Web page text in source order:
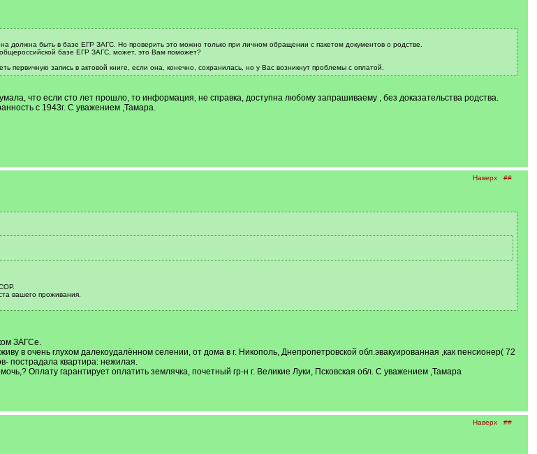
должна быть в базе ЕГР ЗАГС. Но проверить это можно только при личном обращении с пакетом документов о родстве.
базе ЕГР ЗАГС, может, это Вам поможет?
первичную запись в актовой книге, если она, конечно, сохранилась, но у Вас возникнут проблемы с оплатой.
что если сто лет прошло, то информация, не справка, доступна любому запрашиваему , без доказательства родства.
с 1943г. С уважением ,Тамара.
Наверх ##
вашего проживания.
ЗАГСе.
в очень глухом далекоудалённом селении, от дома в г. Никополь, Днепропетровской обл.эвакуированная ,как пенсионер( 72
пострадала квартира: нежилая.
Оплату гарантирует оплатить землячка, почетный гр-н г. Великие Луки, Псковская обл. С уважением ,Тамара
Наверх ##